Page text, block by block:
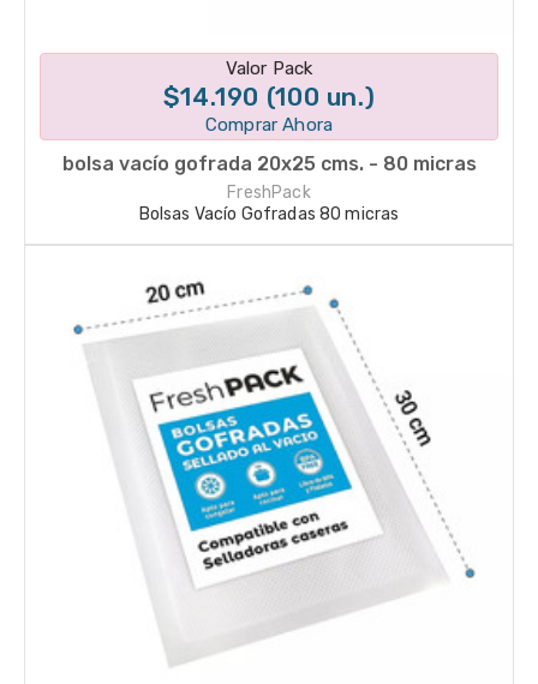
Disponible en 1 variantes
Valor Pack
$14.190 (100 un.)
Comprar Ahora
bolsa vacío gofrada 20x25 cms. - 80 micras
FreshPack
Bolsas Vacío Gofradas 80 micras